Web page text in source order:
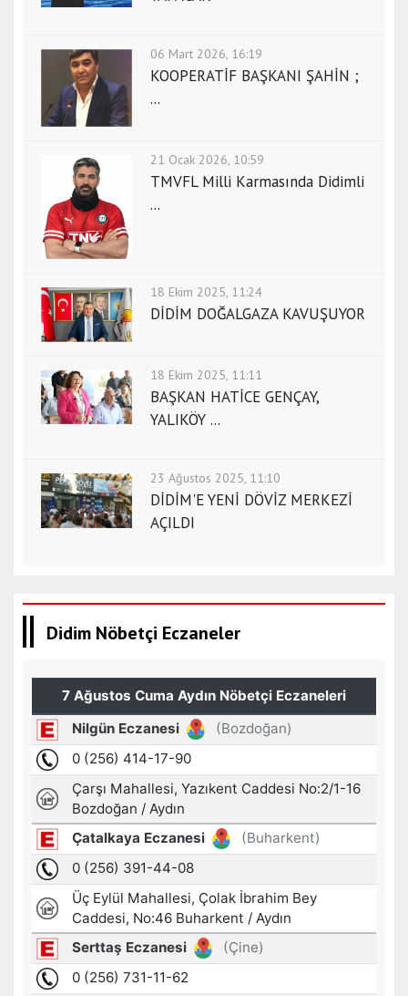
06 Mart 2026, 16:19
KOOPERATİF BAŞKANI ŞAHİN ;
...
21 Ocak 2026, 10:59
TMVFL Milli Karmasında Didimli
...
18 Ekim 2025, 11:24
DİDİM DOĞALGAZA KAVUŞUYOR
18 Ekim 2025, 11:11
BAŞKAN HATİCE GENÇAY,
YALIKÖY ...
23 Ağustos 2025, 11:10
DİDİM'E YENİ DÖVİZ MERKEZİ
AÇILDI
Didim Nöbetçi Eczaneler